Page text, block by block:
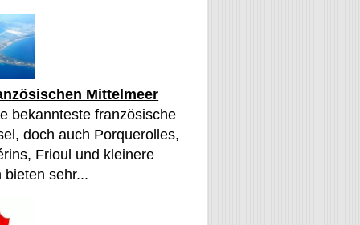
Mittelmeer
bekannteste französische
doch auch Porquerolles,
Frioul und kleinere
bieten sehr...